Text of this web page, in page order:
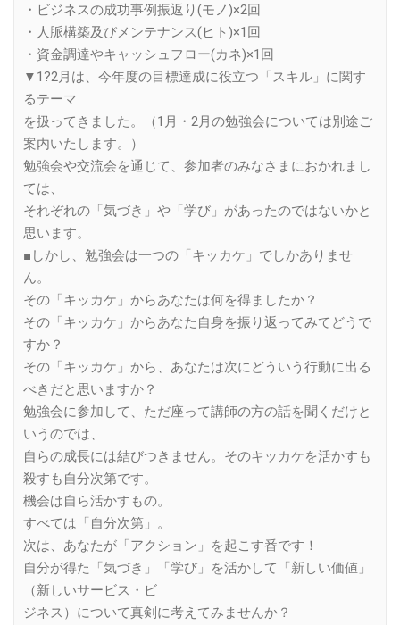
・ビジネスの成功事例振返り(モノ)×2回
・人脈構築及びメンテナンス(ヒト)×1回
・資金調達やキャッシュフロー(カネ)×1回
▼1?2月は、今年度の目標達成に役立つ「スキル」に関す
るテーマ
を扱ってきました。（1月・2月の勉強会については別途ご
案内いたします。）
勉強会や交流会を通じて、参加者のみなさまにおかれまし
ては、
それぞれの「気づき」や「学び」があったのではないかと
思います。
■しかし、勉強会は一つの「キッカケ」でしかありませ
ん。
その「キッカケ」からあなたは何を得ましたか？
その「キッカケ」からあなた自身を振り返ってみてどうで
すか？
その「キッカケ」から、あなたは次にどういう行動に出る
べきだと思いますか？
勉強会に参加して、ただ座って講師の方の話を聞くだけと
いうのでは、
自らの成長には結びつきません。そのキッカケを活かすも
殺すも自分次第です。
機会は自ら活かすもの。
すべては「自分次第」。
次は、あなたが「アクション」を起こす番です！
自分が得た「気づき」「学び」を活かして「新しい価値」
（新しいサービス・ビ
ジネス）について真剣に考えてみませんか？